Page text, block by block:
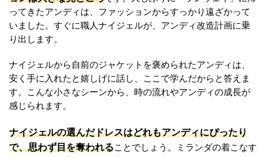
ってきたアンディは、ファッションからすっかり遠ざかって
いました。すぐに職人ナイジェルが、アンディ改造計画に乗
り出します。
ナイジェルから自前のジャケットを褒められたアンディは、
安く手に入れたと嬉しげに話し、ここで学んだからと答えま
す。こんな小さなシーンから、時の流れやアンディの成長が
感じられます。
ナイジェルの選んだドレスはどれもアンディにぴったり
で、思わず目を奪われることでしょう。ミランダの着こなす